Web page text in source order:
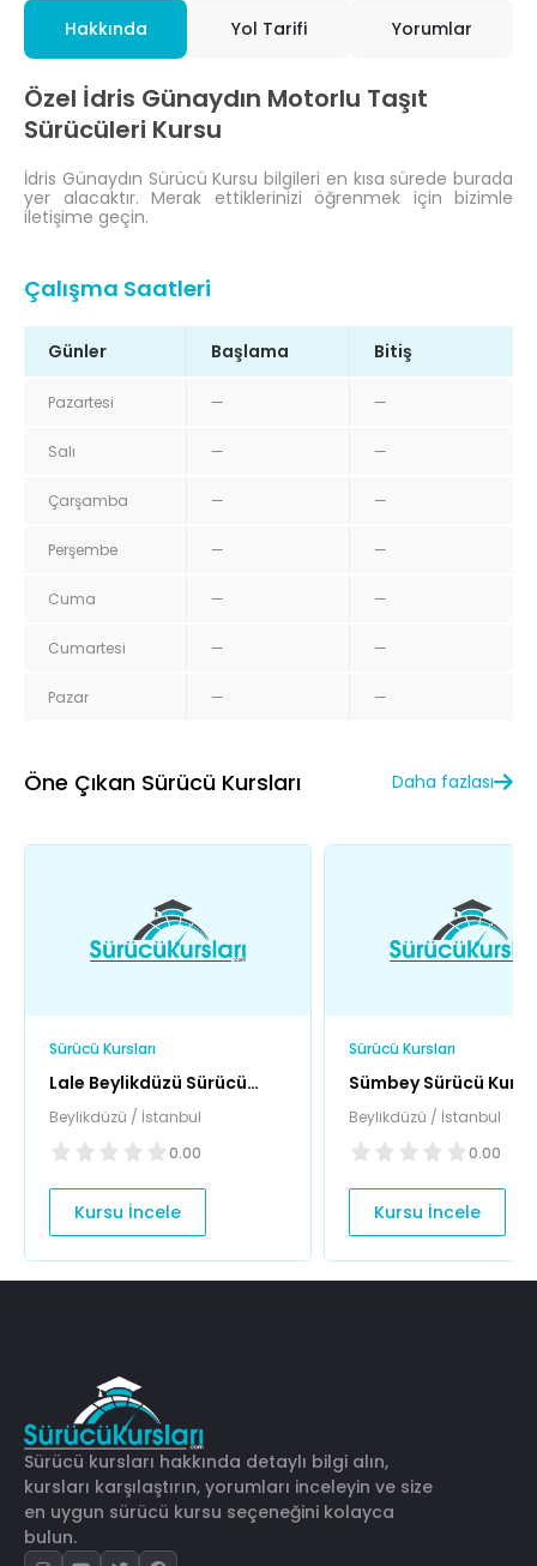
Hakkında Yol Tarifi Yorumlar
Özel İdris Günaydın Motorlu Taşıt
Sürücüleri Kursu
İdris Günaydın Sürücü Kursu bilgileri en kısa sürede burada
yer alacaktır. Merak ettiklerinizi öğrenmek için bizimle
iletişime geçin.
Çalışma Saatleri
Günler Başlama Bitiş
Pazartesi — —
Salı — —
Çarşamba — —
Perşembe — —
Cuma — —
Cumartesi — —
Pazar — —
Öne Çıkan Sürücü Kursları Daha fazlası
Sürücü Kursları
Lale Beylikdüzü Sürücü
Beylikdüzü / İstanbul
0.00
Kursu İncele
Sürücü Kursları
Sümbey Sürücü Kursu
Beylikdüzü / İstanbul
0.00
Kursu İncele
Sürücü kursları hakkında detaylı bilgi alın,
kursları karşılaştırın, yorumları inceleyin ve size
en uygun sürücü kursu seçeneğini kolayca
bulun.